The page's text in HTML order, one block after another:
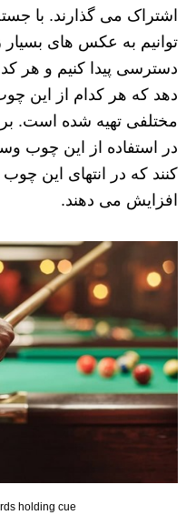
اشتراک می گذارند. با
توانیم به عکس های بسیار
دسترسی پیدا کنیم و هر
دهد که هر کدام از این
مختلفی تهیه شده است.
در استفاده از این چوب
کنند که در انتهای این چوب
افزایش می دهند.
holding cue.